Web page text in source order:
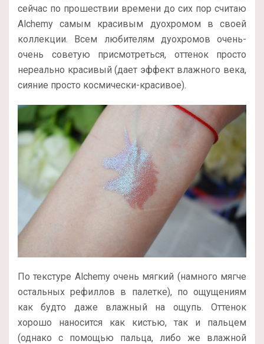
сейчас по прошествии времени до сих пор считаю
Alchemy самым красивым дуохромом в своей
коллекции. Всем любителям дуохромов очень-
очень советую присмотреться, оттенок просто
нереально красивый (дает эффект влажного века,
сияние просто космически-красивое).
По текстуре Alchemy очень мягкий (намного мягче
остальных рефиллов в палетке), по ощущениям
как будто даже влажный на ощупь. Оттенок
хорошо наносится как кистью, так и пальцем
(однако с помощью пальца, либо же влажной